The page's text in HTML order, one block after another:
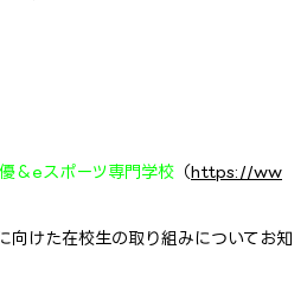
＆eスポーツ専門学校 （https://ww
けた在校生の取り組みについてお知